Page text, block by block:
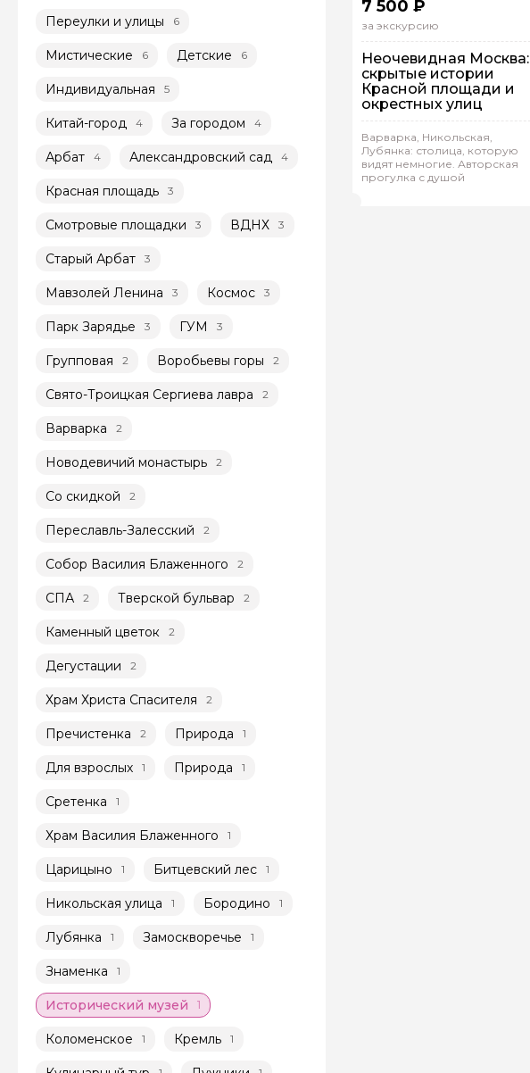
Переулки и улицы 6
Мистические 6 Детские 6
Индивидуальная 5
Китай-город 4 За городом 4
Арбат 4 Александровский сад 4
Красная площадь 3
Смотровые площадки 3 ВДНХ 3
Старый Арбат 3
Мавзолей Ленина 3 Космос 3
Парк Зарядье 3 ГУМ 3
Групповая 2 Воробьевы горы 2
Свято-Троицкая Сергиева лавра 2
Варварка 2
Новодевичий монастырь 2
Со скидкой 2
Переславль-Залесский 2
Собор Василия Блаженного 2
СПА 2 Тверской бульвар 2
Каменный цветок 2
Дегустации 2
Храм Христа Спасителя 2
Пречистенка 2 Природа 1
Для взрослых 1 Природа 1
Сретенка 1
Храм Василия Блаженного 1
Царицыно 1 Битцевский лес 1
Никольская улица 1 Бородино 1
Лубянка 1 Замоскворечье 1
Знаменка 1
Исторический музей 1
Коломенское 1 Кремль 1
7 500 ₽
за экскурсию
Неочевидная Москва:
скрытые истории
Красной площади и
окрестных улиц
Варварка, Никольская,
Лубянка: столица, которую
видят немногие. Авторская
прогулка с душой
Ольга.Р 421
Индивидуальная
Пешком